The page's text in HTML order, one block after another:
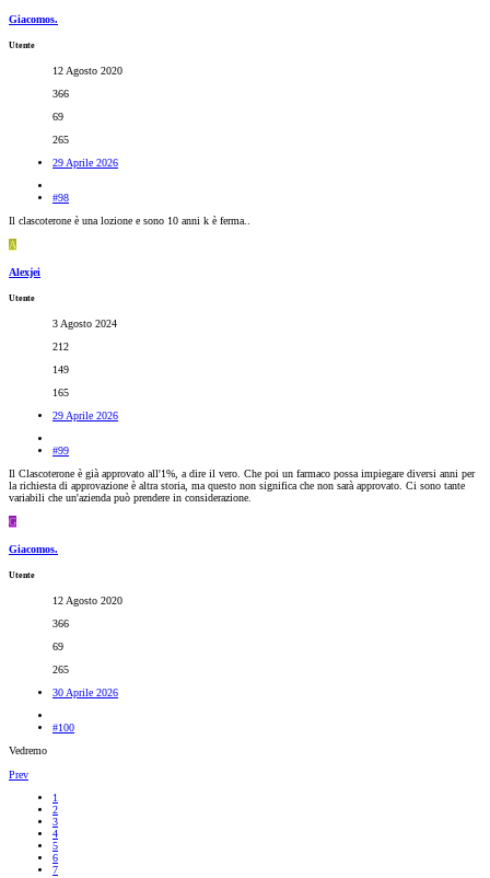
Giacomos.
Utente
12 Agosto 2020
366
69
265
29 Aprile 2026
#98
Il clascoterone è una lozione e sono 10 anni k è ferma..
A
Alexjei
Utente
3 Agosto 2024
212
149
165
29 Aprile 2026
#99
Il Clascoterone è già approvato all'1%, a dire il vero. Che poi un farmaco possa impiegare diversi anni per
la richiesta di approvazione è altra storia, ma questo non significa che non sarà approvato. Ci sono tante
variabili che un'azienda può prendere in considerazione.
G
Giacomos.
Utente
12 Agosto 2020
366
69
265
30 Aprile 2026
#100
Vedremo
Prev
1
2
3
4
5
6
7